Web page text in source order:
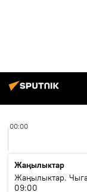
00:00
Жаңылыктар
Жаңылыктар.
09:00